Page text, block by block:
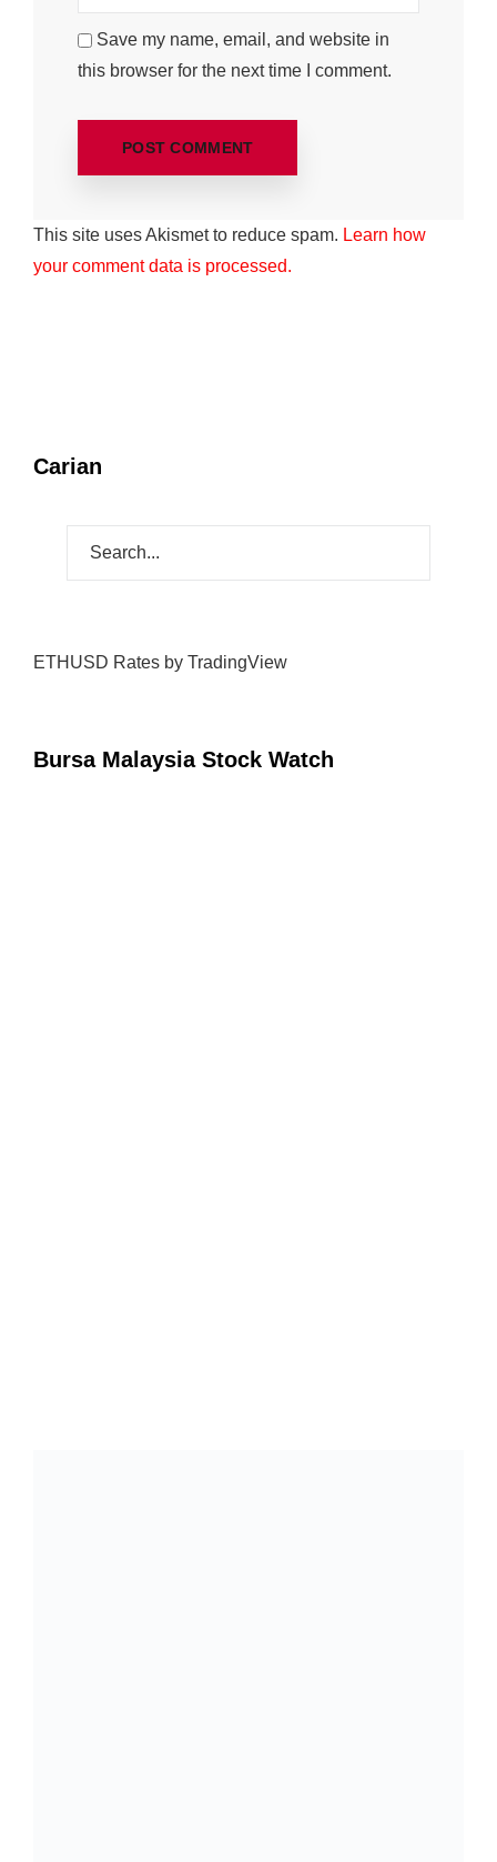
Save my name, email, and website in
this browser for the next time I comment.
This site uses Akismet to reduce spam. Learn how
your comment data is processed.
Carian
ETHUSD Rates by TradingView
Bursa Malaysia Stock Watch